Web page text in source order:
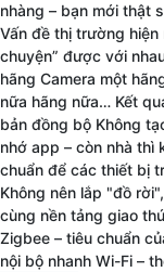
Nguy cơ cháy nổ
mùa nắng nóng gay
hay bất cẩn khi sử
những hậu quả
ấm gia đình Việt,
khói thông minhvới
chính xác cùng khả
nhàng – bạn mới thật
Vấn đề thị trường hiện
chuyện” được với
hãng Camera một
nữa hãng nữa… Kết
bản đồng bộ Không
nhớ app – còn nhà
chuẩn để các thiết bị
Không nên lắp "đồ
cùng nền tảng giao
Zigbee – tiêu chuẩn
nội bộ nhanh Wi-Fi –